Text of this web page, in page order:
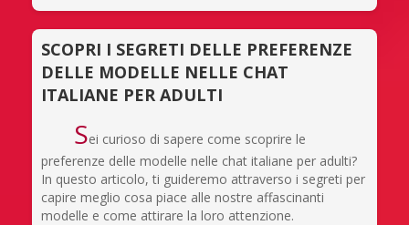
SCOPRI I SEGRETI DELLE PREFERENZE
DELLE MODELLE NELLE CHAT
ITALIANE PER ADULTI
Sei curioso di sapere come scoprire le
preferenze delle modelle nelle chat italiane per adulti?
In questo articolo, ti guideremo attraverso i segreti per
capire meglio cosa piace alle nostre affascinanti
modelle e come attirare la loro attenzione.